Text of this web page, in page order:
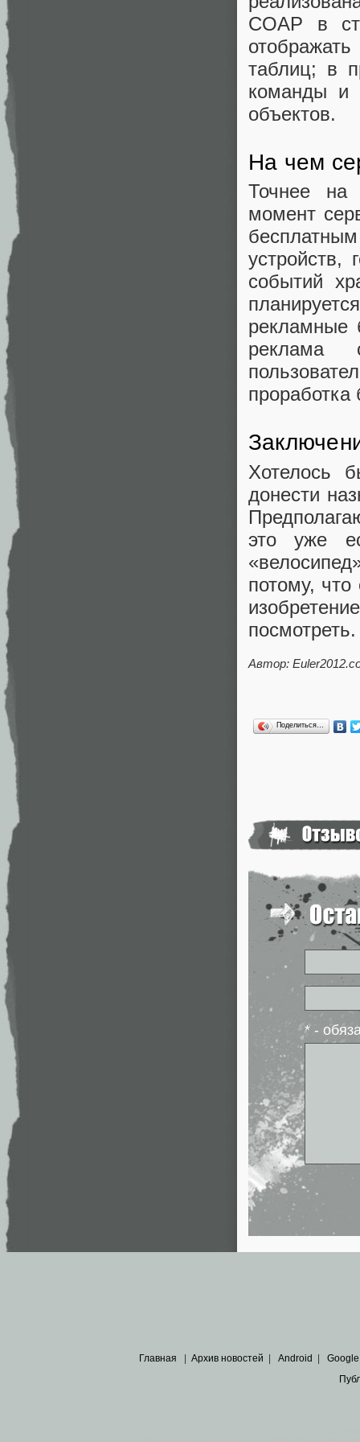
COAP в
таблиц; в
команды и
объектов.
На чем
Точнее на
момент
устройств,
событий
рекламные
реклама
проработка
Хотелось
донести
это уже
потому,
посмотреть.
Автор:
Поделиться…
* -
Главная Архив новостей Android Google